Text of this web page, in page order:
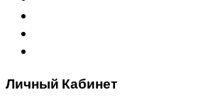
Личный Кабинет